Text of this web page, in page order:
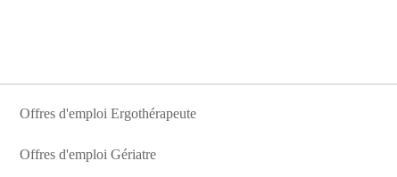
Offres d'emploi Ergothérapeute
Offres d'emploi Gériatre